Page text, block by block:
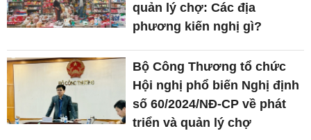
quản lý chợ: Các địa
phương kiến nghị gì?
Bộ Công Thương tổ chức
Hội nghị phổ biến Nghị định
số 60/2024/NĐ-CP về phát
triển và quản lý chợ